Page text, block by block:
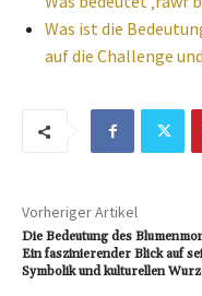
Was ist die
auf die Challenge
Vorheriger Artikel
Die Bedeutung des
Ein faszinierender Blick auf
Symbolik und kulturellen